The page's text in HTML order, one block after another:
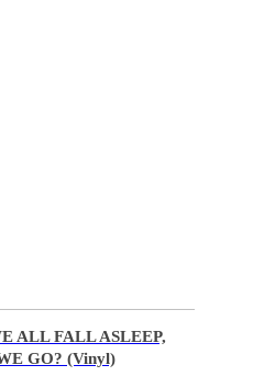
ALL FALL ASLEEP,
GO? (Vinyl)